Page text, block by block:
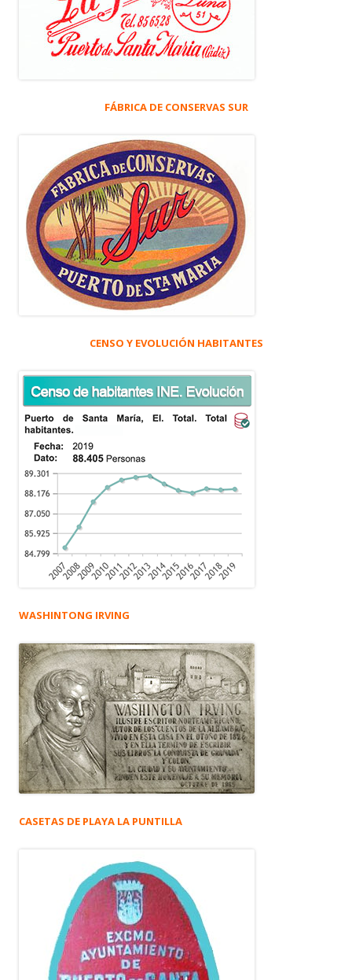
FÁBRICA DE CONSERVAS SUR
CENSO Y EVOLUCIÓN HABITANTES
WASHINTONG IRVING
CASETAS DE PLAYA LA PUNTILLA